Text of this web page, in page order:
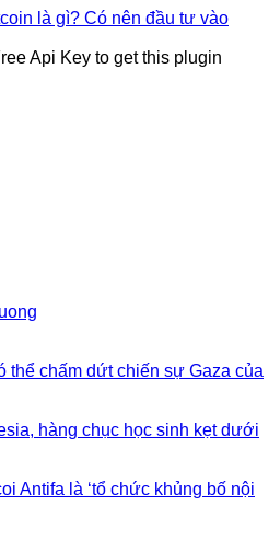
là gì? Có nên đầu tư vào
Api Key to get this plugin
thể chấm dứt chiến sự Gaza của
hàng chục học sinh kẹt dưới
Antifa là ‘tổ chức khủng bố nội